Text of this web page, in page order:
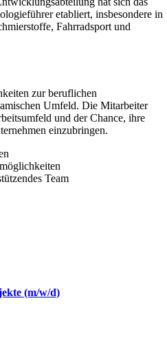
etabliert, insbesondere in
Fahrradsport und
zur beruflichen
Umfeld. Die Mitarbeiter
und der Chance, ihre
einzubringen.
Team
(m/w/d)